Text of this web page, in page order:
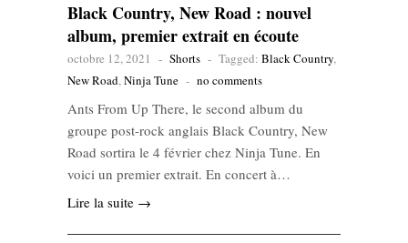
Black Country, New Road : nouvel
album, premier extrait en écoute
octobre 12, 2021 - Shorts - Tagged: Black Country,
New Road,Ninja Tune - no comments
Ants From Up There, le second album du
groupe post-rock anglais Black Country, New
Road sortira le 4 février chez Ninja Tune. En
voici un premier extrait. En concert à…
Lire la suite →